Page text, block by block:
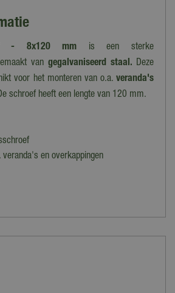
- 8x120 mm is een sterke
van gegalvaniseerd staal. Deze
voor het monteren van o.a. veranda's
schroef heeft een lengte van 120 mm.
veranda's en overkappingen